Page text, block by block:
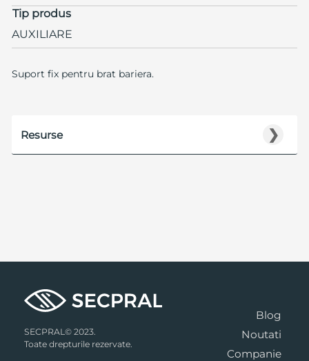
Tip produs
AUXILIARE
Suport fix pentru brat bariera.
❯
Resurse
SECPRAL© 2023.
Toate drepturile rezervate.
Blog
Noutati
Companie